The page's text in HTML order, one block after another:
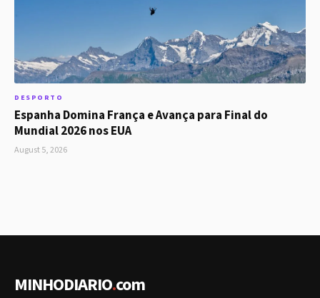
DESPORTO
Espanha Domina França e Avança para Final do
Mundial 2026 nos EUA
August 5, 2026
MINHODIARIO.com